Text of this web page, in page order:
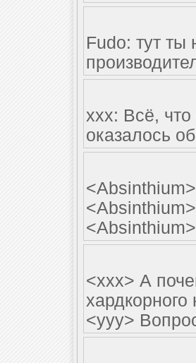
Fudo: тут ты
xxx: Всё,
оказалось
<xxx> А
хардкорного
<yyy>